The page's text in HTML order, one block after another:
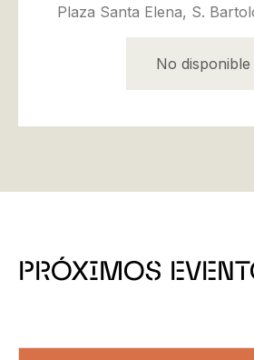
Plaza Santa Elena, S.
No disponible
PRÓXIMOS